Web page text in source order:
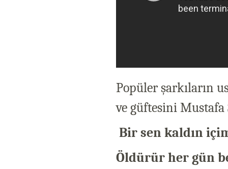
Popüler şarkıların
ve güftesini Mustafa
Bir sen kaldın
Öldürür her gün